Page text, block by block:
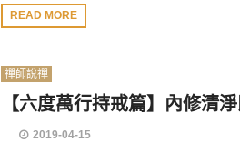
READ MORE
禪師說禪
【六度萬行持戒篇】內修清
2019-04-15